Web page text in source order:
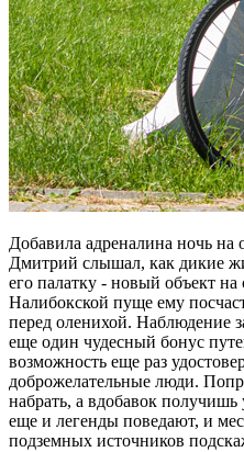
Добавила адреналина ночь на
Дмитрий слышал, как дикие
его палатку - новый объект
Налибокской пуще ему
перед оленихой. Наблюдение
еще один чудесный бонус
возможность еще раз
доброжелательные люди.
набрать, а вдобавок
еще и легенды поведают, и
подземных источников